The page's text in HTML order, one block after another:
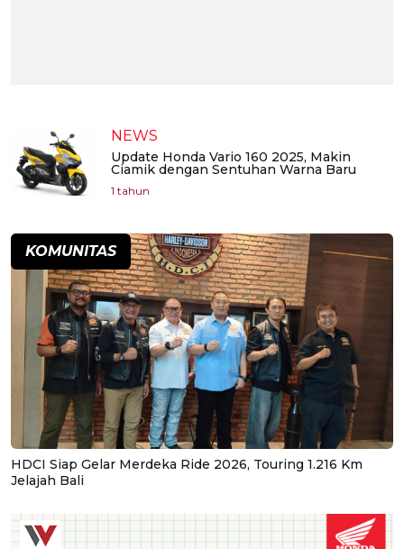
NEWS
Update Honda Vario 160 2025, Makin
Ciamik dengan Sentuhan Warna Baru
1 tahun
KOMUNITAS
HDCI Siap Gelar Merdeka Ride 2026, Touring 1.216 Km
Jelajah Bali